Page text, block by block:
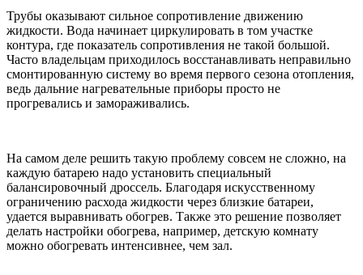
Трубы оказывают сильное сопротивление движению
жидкости. Вода начинает циркулировать в том участке
контура, где показатель сопротивления не такой большой.
Часто владельцам приходилось восстанавливать неправильно
смонтированную систему во время первого сезона отопления,
ведь дальние нагревательные приборы просто не
прогревались и замораживались.
На самом деле решить такую проблему совсем не сложно, на
каждую батарею надо установить специальный
балансировочный дроссель. Благодаря искусственному
ограничению расхода жидкости через близкие батареи,
удается выравнивать обогрев. Также это решение позволяет
делать настройки обогрева, например, детскую комнату
можно обогревать интенсивнее, чем зал.